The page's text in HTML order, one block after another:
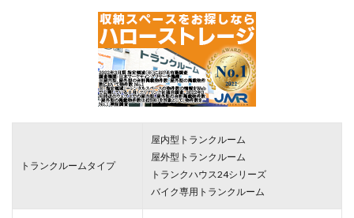
トランクルームタイプ
屋内型トランクルーム
屋外型トランクルーム
トランクハウス24シリーズ
バイク専用トランクルーム